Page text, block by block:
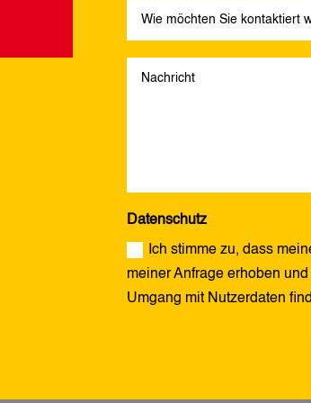
Datenschutz
Ich stimme zu, dass
meiner Anfrage erhoben
Umgang mit Nutzerdaten